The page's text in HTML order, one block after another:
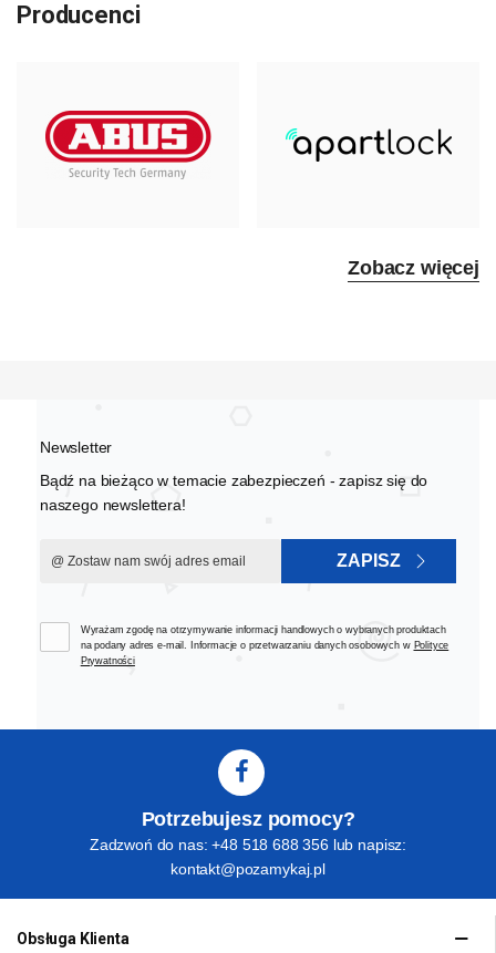
Producenci
Zobacz więcej
Newsletter
Bądź na bieżąco w temacie zabezpieczeń - zapisz się do
naszego newslettera!
ZAPISZ
Wyrażam zgodę na otrzymywanie informacji handlowych o wybranych produktach
na podany adres e-mail. Informacje o przetwarzaniu danych osobowych w Polityce
Prywatności
Potrzebujesz pomocy?
Zadzwoń do nas: +48 518 688 356 lub napisz:
kontakt@pozamykaj.pl
Obsługa Klienta